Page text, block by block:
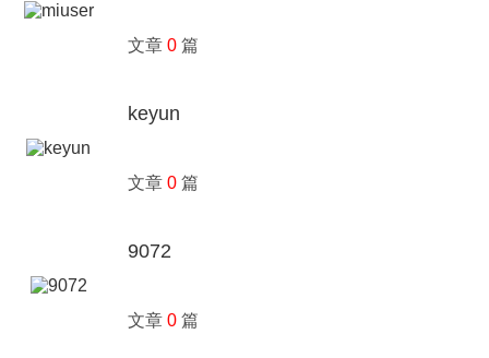
文章 0 篇
keyun
文章 0 篇
9072
文章 0 篇